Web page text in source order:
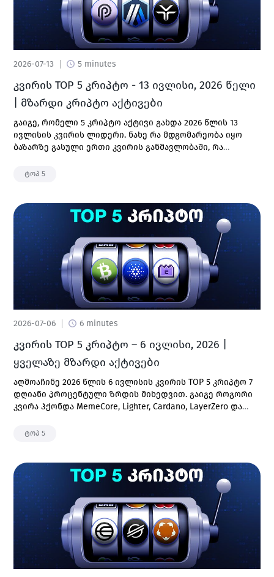
2026-07-13 5 minutes
კვირის TOP 5 კრიპტო - 13 ივლისი, 2026 წელი
| მზარდი კრიპტო აქტივები
გაიგე, რომელი 5 კრიპტო აქტივი გახდა 2026 წლის 13
ივლისის კვირის ლიდერი. ნახე რა მდგომარეობა იყო
ბაზარზე გასული ერთი კვირის განმავლობაში, რა
ტოპ 5
2026-07-06 6 minutes
კვირის TOP 5 კრიპტო – 6 ივლისი, 2026 |
ყველაზე მზარდი აქტივები
აღმოაჩინე 2026 წლის 6 ივლისის კვირის TOP 5 კრიპტო 7
დღიანი პროცენტული ზრდის მიხედვით. გაიგე როგორი
კვირა ჰქონდა MemeCore, Lighter, Cardano, LayerZero და
მიზეზები და ა.შ.
ტოპ 5